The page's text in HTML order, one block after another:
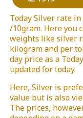
Today Silver rate in
/10gram. Here you
weights like silver
kilogram and per
day price as a
updated for today.
Here, Silver is
value but is also
The prices,